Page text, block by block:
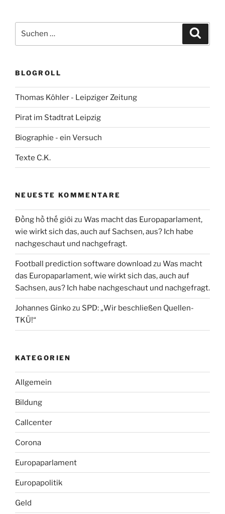
nach:
BLOGROLL
Thomas Köhler - Leipziger Zeitung
Pirat im Stadtrat Leipzig
Biographie - ein Versuch
Texte C.K.
NEUESTE KOMMENTARE
Đồng hồ thế giới zu Was macht das Europaparlament,
wie wirkt sich das, auch auf Sachsen, aus? Ich habe
nachgeschaut und nachgefragt.
Football prediction software download zu Was macht
das Europaparlament, wie wirkt sich das, auch auf
Sachsen, aus? Ich habe nachgeschaut und nachgefragt.
Johannes Ginkozu SPD: „Wir beschließen Quellen-
TKÜ!“
KATEGORIEN
Allgemein
Bildung
Callcenter
Corona
Europaparlament
Europapolitik
Geld